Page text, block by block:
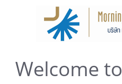
Welcome to